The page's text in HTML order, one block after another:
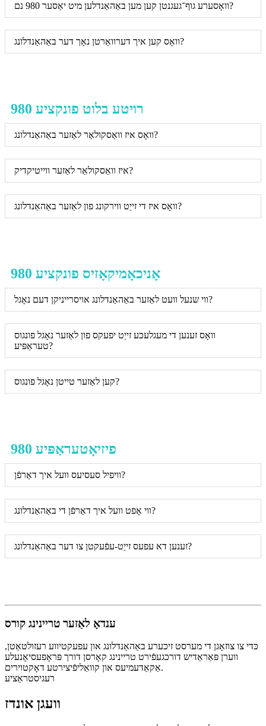
וואָסערע גוף־געגנטן קען מען באַהאַנדלען מיט יאַסער 980 נם?
וואָס קען איך דערוואַרטן נאָך דער באַהאַנדלונג?
980 רויטע בלוט פונקציע
וואָס איז וואַסקולאַר לאַזער באַהאַנדלונג?
איז וואַסקולאַר לאַזער ווייטיקדיק?
וואָס איז די זייַט ווירקונג פון לאַזער באַהאַנדלונג?
980 אָניכאָמיקאָזיס פונקציע
ווי שנעל וועט לאַזער באַהאַנדלונג אויסרייניקן דעם נאָגל?
וואָס זענען די מעגלעכע זייַט יפעקס פון לאַזער נאָגל פונגוס
טעראַפּיע?
קען לאַזער טייטן נאָגל פונגוס?
980 פיזיאָטעראַפּיע
וויפיל סעסיעס וועל איך דאַרפֿן?
ווי אָפט וועל איך דאַרפֿן די באַהאַנדלונג?
זענען דא עפעס זייַט-עפֿעקטן צו דער באַהאַנדלונג?
ענדאָ לאַזער טריינינג קורס
כּדי צו צוזאָגן די מערסט זיכערע באַהאַנדלונג און עפעקטיווע רעזולטאַטן,
ווערן פּאַראַדיש דורכגעפֿירט טריינינג קאָרסן דורך פּראָפעסיאָנעלע
אַקאַדעמיעס און קוואַליפֿיצירטע דאָקטוירים.
רעגיסטראַציע
וועגן אונדז